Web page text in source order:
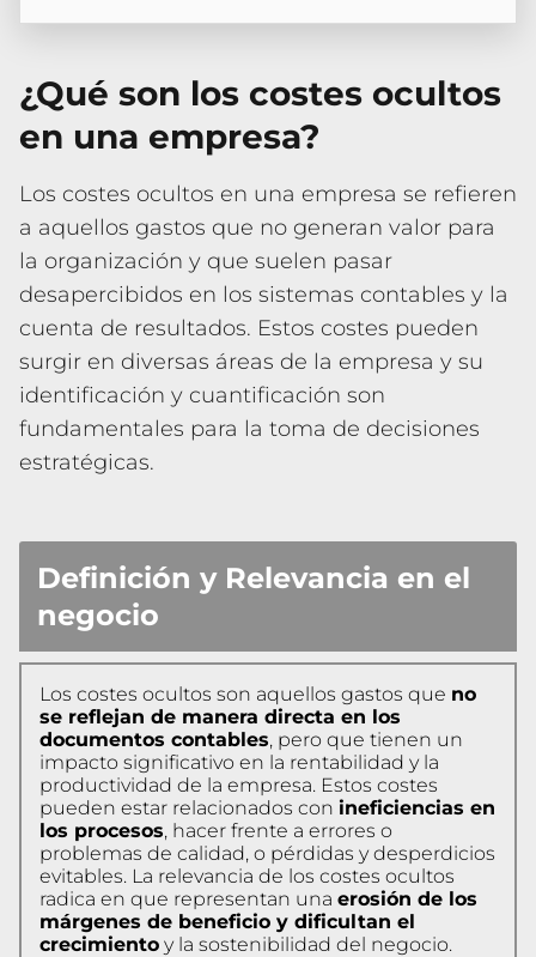
¿Qué son los costes ocultos
en una empresa?
Los costes ocultos en una empresa se refieren
a aquellos gastos que no generan valor para
la organización y que suelen pasar
desapercibidos en los sistemas contables y la
cuenta de resultados. Estos costes pueden
surgir en diversas áreas de la empresa y su
identificación y cuantificación son
fundamentales para la toma de decisiones
estratégicas.
Definición y Relevancia en el
negocio
Los costes ocultos son aquellos gastos que no
se reflejan de manera directa en los
documentos contables, pero que tienen un
impacto significativo en la rentabilidad y la
productividad de la empresa. Estos costes
pueden estar relacionados con ineficiencias en
los procesos, hacer frente a errores o
problemas de calidad, o pérdidas y desperdicios
evitables. La relevancia de los costes ocultos
radica en que representan una erosión de los
márgenes de beneficio y dificultan el
crecimiento y la sostenibilidad del negocio.